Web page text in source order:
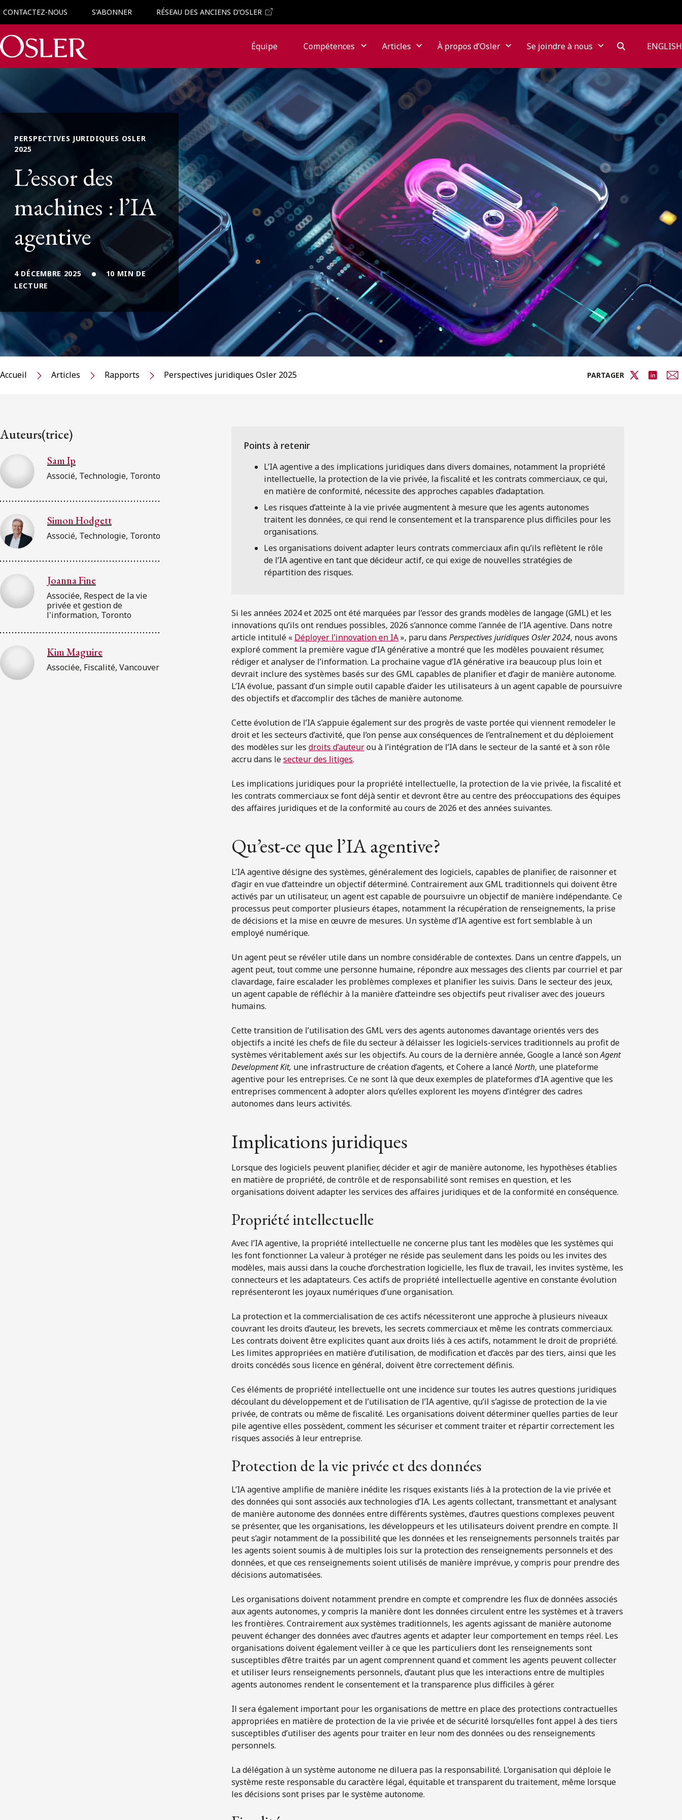
CONTACTEZ-NOUS S'ABONNER RÉSEAU DES ANCIENS D’OSLER
Main Navigation Équipe Compétences Articles À propos d’Osler Se joindre à nous ENGLISH
PERSPECTIVES JURIDIQUES OSLER
2025
L’essor des
machines : l’IA
agentive
4 DÉCEMBRE 2025
10 MIN DE
LECTURE
Accueil Articles Rapports Perspectives juridiques Osler 2025 PARTAGER
Auteurs(trice)
Sam Ip
Associé, Technologie, Toronto
Simon Hodgett
Associé, Technologie, Toronto
Joanna Fine
Associée, Respect de la vie
privée et gestion de
l'information, Toronto
Kim Maguire
Associée, Fiscalité, Vancouver
L’IA agentive a des implications juridiques dans divers domaines, notamment la propriété
intellectuelle, la protection de la vie privée, la fiscalité et les contrats commerciaux, ce qui,
en matière de conformité, nécessite des approches capables d’adaptation.
Les risques d’atteinte à la vie privée augmentent à mesure que les agents autonomes
traitent les données, ce qui rend le consentement et la transparence plus difficiles pour les
organisations.
Les organisations doivent adapter leurs contrats commerciaux afin qu’ils reflètent le rôle
de l’IA agentive en tant que décideur actif, ce qui exige de nouvelles stratégies de
répartition des risques.
Si les années 2024 et 2025 ont été marquées par l’essor des grands modèles de langage (GML) et les
innovations qu’ils ont rendues possibles, 2026 s’annonce comme l’année de l’IA agentive. Dans notre
article intitulé « Déployer l’innovation en IA», paru dans Perspectives juridiques Osler 2024, nous avons
exploré comment la première vague d’IA générative a montré que les modèles pouvaient résumer,
rédiger et analyser de l’information. La prochaine vague d’IA générative ira beaucoup plus loin et
devrait inclure des systèmes basés sur des GML capables de planifier et d’agir de manière autonome.
L’IA évolue, passant d’un simple outil capable d’aider les utilisateurs à un agent capable de poursuivre
des objectifs et d’accomplir des tâches de manière autonome.
Cette évolution de l’IA s’appuie également sur des progrès de vaste portée qui viennent remodeler le
droit et les secteurs d’activité, que l’on pense aux conséquences de l’entraînement et du déploiement
des modèles sur les droits d’auteurou à l’intégration de l’IA dans le secteur de la santé et à son rôle
accru dans lesecteur des litiges.
Les implications juridiques pour la propriété intellectuelle, la protection de la vie privée, la fiscalité et
les contrats commerciaux se font déjà sentir et devront être au centre des préoccupations des équipes
des affaires juridiques et de la conformité au cours de 2026 et des années suivantes.
Qu’est-ce que l’IA agentive?
L’IA agentive désigne des systèmes, généralement des logiciels, capables de planifier, de raisonner et
d’agir en vue d’atteindre un objectif déterminé. Contrairement aux GML traditionnels qui doivent être
activés par un utilisateur, un agent est capable de poursuivre un objectif de manière indépendante. Ce
processus peut comporter plusieurs étapes, notamment la récupération de renseignements, la prise
de décisions et la mise en œuvre de mesures. Un système d’IA agentive est fort semblable à un
employé numérique.
Un agent peut se révéler utile dans un nombre considérable de contextes. Dans un centre d’appels, un
agent peut, tout comme une personne humaine, répondre aux messages des clients par courriel et par
clavardage, faire escalader les problèmes complexes et planifier les suivis. Dans le secteur des jeux,
un agent capable de réfléchir à la manière d’atteindre ses objectifs peut rivaliser avec des joueurs
humains.
Cette transition de l’utilisation des GML vers des agents autonomes davantage orientés vers des
objectifs a incité les chefs de file du secteur à délaisser les logiciels-services traditionnels au profit de
systèmes véritablement axés sur les objectifs. Au cours de la dernière année, Google a lancé sonAgent
Development Kit, une infrastructure de création d’agents, et Cohere a lancéNorth, une plateforme
agentive pour les entreprises. Ce ne sont là que deux exemples de plateformes d’IA agentive que les
entreprises commencent à adopter alors qu’elles explorent les moyens d’intégrer des cadres
autonomes dans leurs activités.
Implications juridiques
Lorsque des logiciels peuvent planifier, décider et agir de manière autonome, les hypothèses établies
en matière de propriété, de contrôle et de responsabilité sont remises en question, et les
organisations doivent adapter les services des affaires juridiques et de la conformité en conséquence.
Propriété intellectuelle
Avec l’IA agentive, la propriété intellectuelle ne concerne plus tant les modèles que les systèmes qui
les font fonctionner. La valeur à protéger ne réside pas seulement dans les poids ou les invites des
modèles, mais aussi dans la couche d’orchestration logicielle, les flux de travail, les invites système, les
connecteurs et les adaptateurs. Ces actifs de propriété intellectuelle agentive en constante évolution
représenteront les joyaux numériques d’une organisation.
La protection et la commercialisation de ces actifs nécessiteront une approche à plusieurs niveaux
couvrant les droits d’auteur, les brevets, les secrets commerciaux et même les contrats commerciaux.
Les contrats doivent être explicites quant aux droits liés à ces actifs, notamment le droit de propriété.
Les limites appropriées en matière d’utilisation, de modification et d’accès par des tiers, ainsi que les
droits concédés sous licence en général, doivent être correctement définis.
Ces éléments de propriété intellectuelle ont une incidence sur toutes les autres questions juridiques
découlant du développement et de l’utilisation de l’IA agentive, qu’il s’agisse de protection de la vie
privée, de contrats ou même de fiscalité. Les organisations doivent déterminer quelles parties de leur
pile agentive elles possèdent, comment les sécuriser et comment traiter et répartir correctement les
risques associés à leur entreprise.
Protection de la vie privée et des données
L’IA agentive amplifie de manière inédite les risques existants liés à la protection de la vie privée et
des données qui sont associés aux technologies d’IA. Les agents collectant, transmettant et analysant
de manière autonome des données entre différents systèmes, d’autres questions complexes peuvent
se présenter, que les organisations, les développeurs et les utilisateurs doivent prendre en compte. Il
peut s’agir notamment de la possibilité que les données et les renseignements personnels traités par
les agents soient soumis à de multiples lois sur la protection des renseignements personnels et des
données, et que ces renseignements soient utilisés de manière imprévue, y compris pour prendre des
décisions automatisées.
Les organisations doivent notamment prendre en compte et comprendre les flux de données associés
aux agents autonomes, y compris la manière dont les données circulent entre les systèmes et à travers
les frontières. Contrairement aux systèmes traditionnels, les agents agissant de manière autonome
peuvent échanger des données avec d’autres agents et adapter leur comportement en temps réel. Les
organisations doivent également veiller à ce que les particuliers dont les renseignements sont
susceptibles d’être traités par un agent comprennent quand et comment les agents peuvent collecter
et utiliser leurs renseignements personnels, d’autant plus que les interactions entre de multiples
agents autonomes rendent le consentement et la transparence plus difficiles à gérer.
Il sera également important pour les organisations de mettre en place des protections contractuelles
appropriées en matière de protection de la vie privée et de sécurité lorsqu’elles font appel à des tiers
susceptibles d’utiliser des agents pour traiter en leur nom des données ou des renseignements
personnels.
La délégation à un système autonome ne diluera pas la responsabilité. L’organisation qui déploie le
système reste responsable du caractère légal, équitable et transparent du traitement, même lorsque
les décisions sont prises par le système autonome.